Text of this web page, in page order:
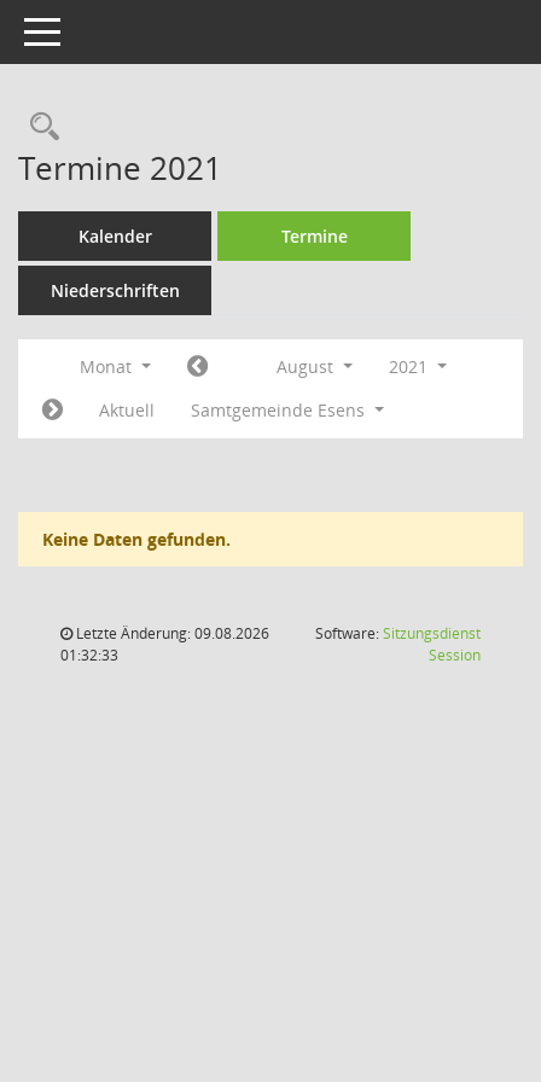
Toggle navigation
Rechercheauswahl
Termine 2021
Kalender Termine
Niederschriften
Monat August
2021
Aktuell
Samtgemeinde Esens
Keine Daten gefunden.
Letzte Änderung: 09.08.2026
01:32:33
Software:Sitzungsdienst
Session(Wird in